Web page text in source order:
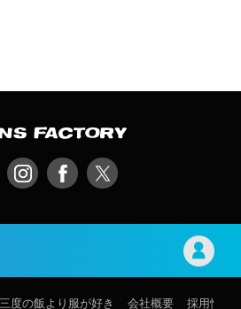
三度の飯より服が好き 会社概要 採用情報